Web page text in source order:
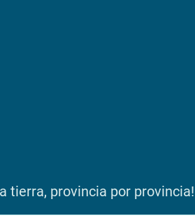
tierra, provincia por provincia!